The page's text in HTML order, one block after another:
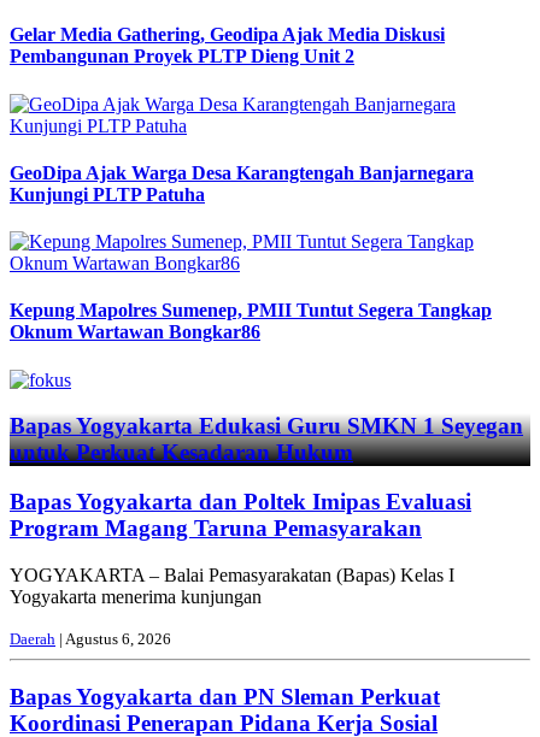
Gelar Media Gathering, Geodipa Ajak Media Diskusi
Pembangunan Proyek PLTP Dieng Unit 2
GeoDipa Ajak Warga Desa Karangtengah Banjarnegara
Kunjungi PLTP Patuha
Kepung Mapolres Sumenep, PMII Tuntut Segera Tangkap
Oknum Wartawan Bongkar86
Previous
Next
Bapas Yogyakarta Edukasi Guru SMKN 1 Seyegan
untuk Perkuat Kesadaran Hukum
Bapas Yogyakarta dan Poltek Imipas Evaluasi
Program Magang Taruna Pemasyarakan
YOGYAKARTA – Balai Pemasyarakatan (Bapas) Kelas I
Yogyakarta menerima kunjungan
Daerah | Agustus 6, 2026
Bapas Yogyakarta dan PN Sleman Perkuat
Koordinasi Penerapan Pidana Kerja Sosial